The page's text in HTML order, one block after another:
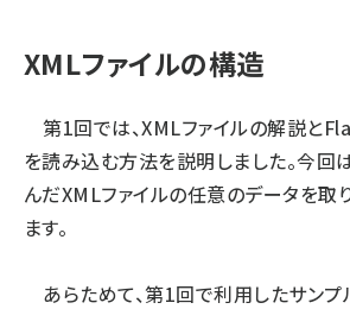
XMLファイルの構造
第1回では、XMLファイルの解説と
を読み込む方法を説明しました。今回
んだXMLファイルの任意のデータを取
ます。
あらためて、第1回で利用したサンプ